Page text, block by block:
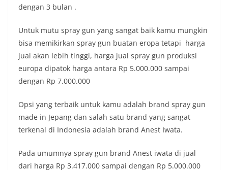
dengan 3 bulan .
Untuk mutu spray gun yang sangat baik kamu mungkin
bisa memikirkan spray gun buatan eropa tetapi harga
jual akan lebih tinggi, harga jual spray gun produksi
europa dipatok harga antara Rp 5.000.000 sampai
dengan Rp 7.000.000
Opsi yang terbaik untuk kamu adalah brand spray gun
made in Jepang dan salah satu brand yang sangat
terkenal di Indonesia adalah brand Anest Iwata.
Pada umumnya spray gun brand Anest iwata di jual
dari harga Rp 3.417.000 sampai dengan Rp 5.000.000